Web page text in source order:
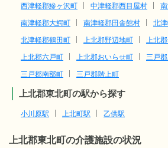
西津軽郡鰺ヶ沢町 中津軽郡西目屋村
南津軽郡大鰐町
南津軽郡田舎館村
北
北津軽郡鶴田町
上北郡野辺地町
上北
上北郡六戸町
上北郡おいらせ町
三戸
三戸郡南部町
三戸郡階上町
上北郡東北町の駅から探す
小川原駅 上北町駅 乙供駅
上北郡東北町の介護施設の状況